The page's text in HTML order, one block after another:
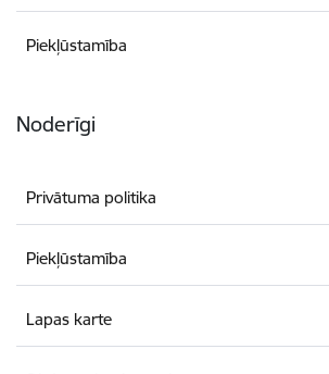
Piekļūstamība
Noderīgi
Privātuma politika
Piekļūstamība
Lapas karte